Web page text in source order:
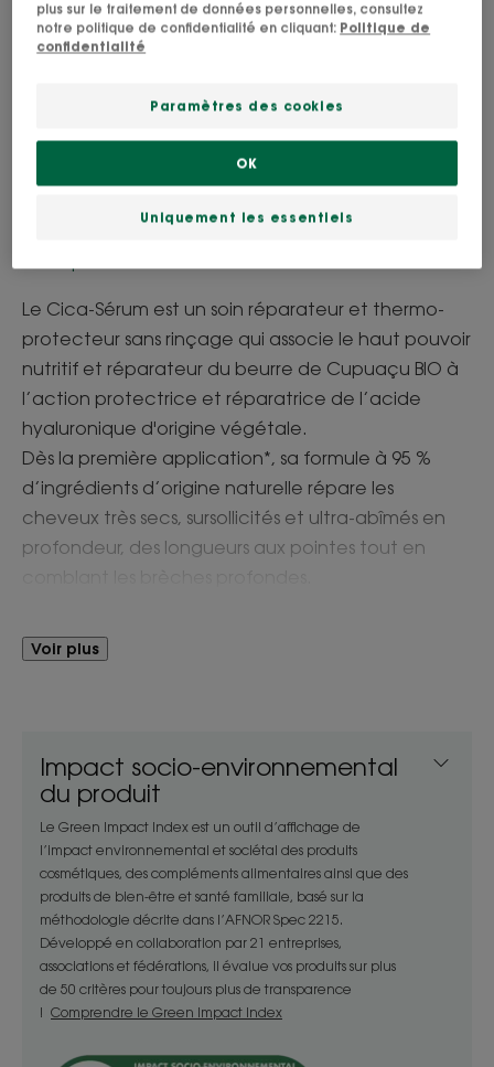
Type de cheveux
Réparation
Le Cica-Sérum est un soin réparateur et thermo-
protecteur sans rinçage qui associe le haut pouvoir
nutritif et réparateur du beurre de Cupuaçu BIO à
l’action protectrice et réparatrice de l’acide
hyaluronique d'origine végétale.
Dès la première application*, sa formule à 95 %
d’ingrédients d’origine naturelle répare les
cheveux très secs, sursollicités et ultra-abîmés en
profondeur, des longueurs aux pointes tout en
protection immédiate et durable** afin de les
protéger contre les agressions et la chaleur. Les
Avantages
Dès la 1ère application*, les cheveux sont nourris
intensément et réparés en profondeur.
Durablement protégés contre les agressions, ils
sont jusqu’à 97 % moins cassants***!
Bénéfices
- Réparateur et nutritif : sa formule enrichie en
beurre de Cupuaçu BIO nourrit intensément les
Voir plus
Impact socio-environnemental
du produit
Le Green Impact Index est un outil d’affichage de
l’impact environnemental et sociétal des produits
cosmétiques, des compléments alimentaires ainsi que des
produits de bien-être et santé familiale, basé sur la
méthodologie décrite dans l’AFNOR Spec 2215.
Développé en collaboration par 21 entreprises,
associations et fédérations, il évalue vos produits sur plus
de 50 critères pour toujours plus de transparence
! Comprendre le Green Impact Index
plus sur le traitement de données personnelles, consultez
notre politique de confidentialité en cliquant: Politique de
confidentialité
Paramètres des cookies
Uniquement les essentiels
OK